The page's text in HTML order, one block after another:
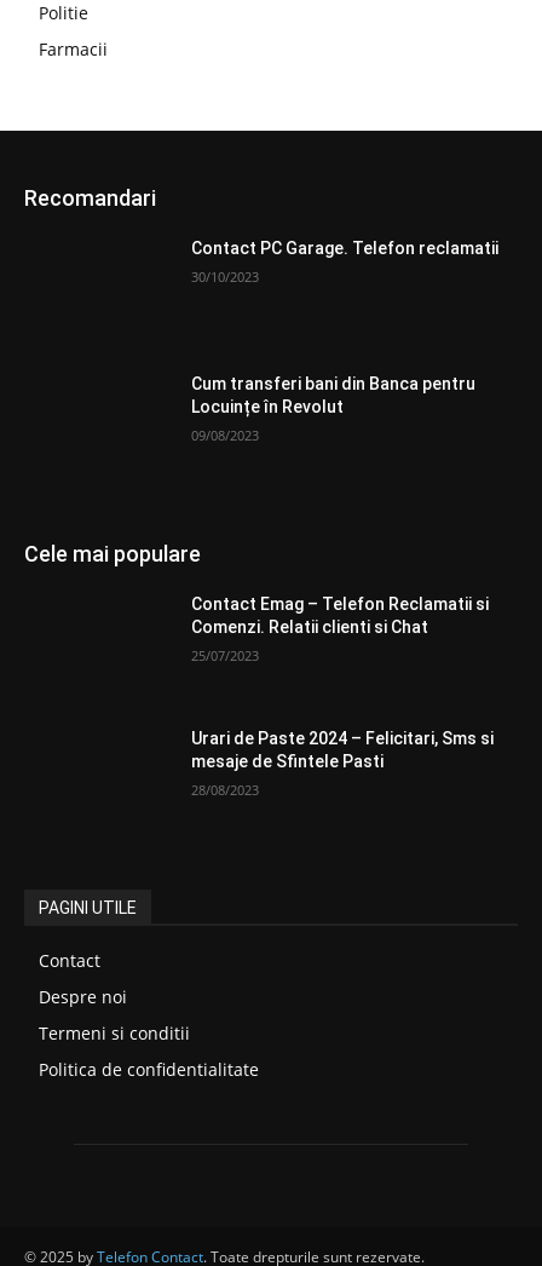
Politie
Farmacii
Recomandari
Contact PC Garage. Telefon reclamatii
30/10/2023
Cum transferi bani din Banca pentru
Locuințe în Revolut
09/08/2023
Cele mai populare
Contact Emag – Telefon Reclamatii si
Comenzi. Relatii clienti si Chat
25/07/2023
Urari de Paste 2024 – Felicitari, Sms si
mesaje de Sfintele Pasti
28/08/2023
PAGINI UTILE
Contact
Despre noi
Termeni si conditii
Politica de confidentialitate
© 2025 byTelefon Contact. Toate drepturile sunt rezervate.